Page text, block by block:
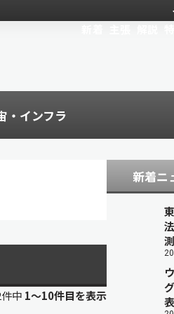
・インフラ
中 1〜10件目を表示
新着ニ
表